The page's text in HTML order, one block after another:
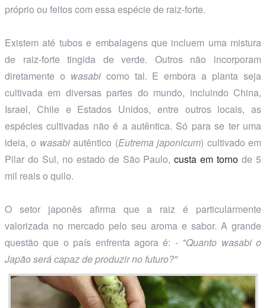
próprio ou feitos com essa espécie de raiz-forte.
Existem até tubos e embalagens que incluem uma mistura
de raiz-forte tingida de verde. Outros não incorporam
diretamente o wasabicomo tal. E embora a planta seja
cultivada em diversas partes do mundo, incluindo China,
Israel, Chile e Estados Unidos, entre outros locais, as
espécies cultivadas não é a autêntica. Só para se ter uma
ideia, o wasabiautêntico (Eutrema japonicum) cultivado em
Pilar do Sul, no estado de São Paulo,custa em torno de 5
mil reais o quilo.
O setor japonês afirma que a raiz é particularmente
valorizada no mercado pelo seu aroma e sabor. A grande
questão que o país enfrenta agora é: - "Quanto wasabio
Japão será capaz de produzir no futuro?"